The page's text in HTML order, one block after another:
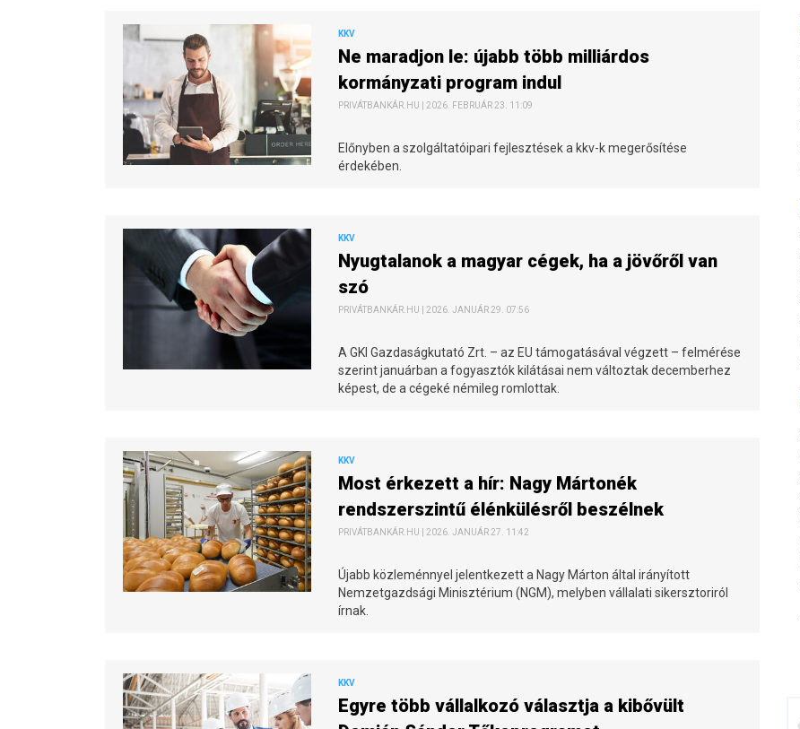
KKV
Ne maradjon le: újabb több milliárdos
kormányzati program indul
PRIVÁTBANKÁR.HU | 2026. FEBRUÁR 23. 11:09
Előnyben a szolgáltatóipari fejlesztések a kkv-k megerősítése
érdekében.
KKV
Nyugtalanok a magyar cégek, ha a jövőről van
szó
PRIVÁTBANKÁR.HU | 2026. JANUÁR 29. 07:56
A GKI Gazdaságkutató Zrt. – az EU támogatásával végzett – felmérése
szerint januárban a fogyasztók kilátásai nem változtak decemberhez
képest, de a cégeké némileg romlottak.
KKV
Most érkezett a hír: Nagy Mártonék
rendszerszintű élénkülésről beszélnek
PRIVÁTBANKÁR.HU | 2026. JANUÁR 27. 11:42
Újabb közleménnyel jelentkezett a Nagy Márton által irányított
Nemzetgazdsági Minisztérium (NGM), melyben vállalati sikersztoriról
írnak.
KKV
Egyre több vállalkozó választja a kibővült